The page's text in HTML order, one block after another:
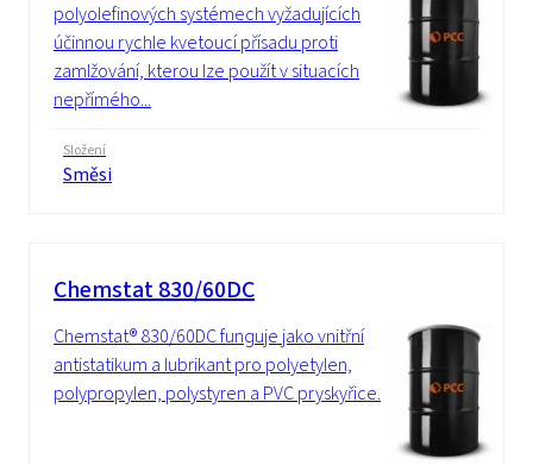
polyolefinových systémech vyžadujících
účinnou rychle kvetoucí přísadu proti
zamlžování, kterou lze použít v situacích
nepřímého...
Složení
Směsi
Chemstat 830/60DC
Chemstat® 830/60DC funguje jako vnitřní
antistatikum a lubrikant pro polyetylen,
polypropylen, polystyren a PVC pryskyřice.